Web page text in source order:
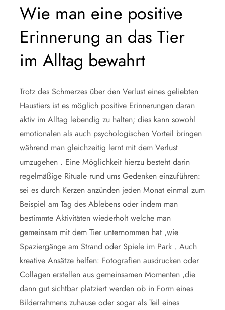
Wie man eine positive
Erinnerung an das Tier
im Alltag bewahrt
Trotz des Schmerzes über den Verlust eines geliebten
Haustiers ist es möglich positive Erinnerungen daran
aktiv im Alltag lebendig zu halten; dies kann sowohl
emotionalen als auch psychologischen Vorteil bringen
während man gleichzeitig lernt mit dem Verlust
umzugehen . Eine Möglichkeit hierzu besteht darin
regelmäßige Rituale rund ums Gedenken einzuführen:
sei es durch Kerzen anzünden jeden Monat einmal zum
Beispiel am Tag des Ablebens oder indem man
bestimmte Aktivitäten wiederholt welche man
gemeinsam mit dem Tier unternommen hat ,wie
Spaziergänge am Strand oder Spiele im Park . Auch
kreative Ansätze helfen: Fotografien ausdrucken oder
Collagen erstellen aus gemeinsamen Momenten ,die
dann gut sichtbar platziert werden ob in Form eines
Bilderrahmens zuhause oder sogar als Teil eines